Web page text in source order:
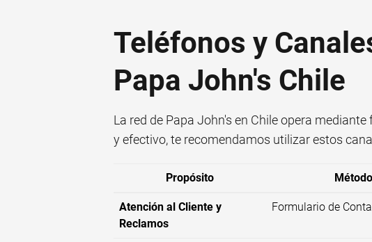
Teléfonos y
Papa John's Chile
La red de Papa John's en Chile opera
y efectivo, te recomendamos utilizar estos
Propósito
Atención al Cliente y
Reclamos
Formulario de